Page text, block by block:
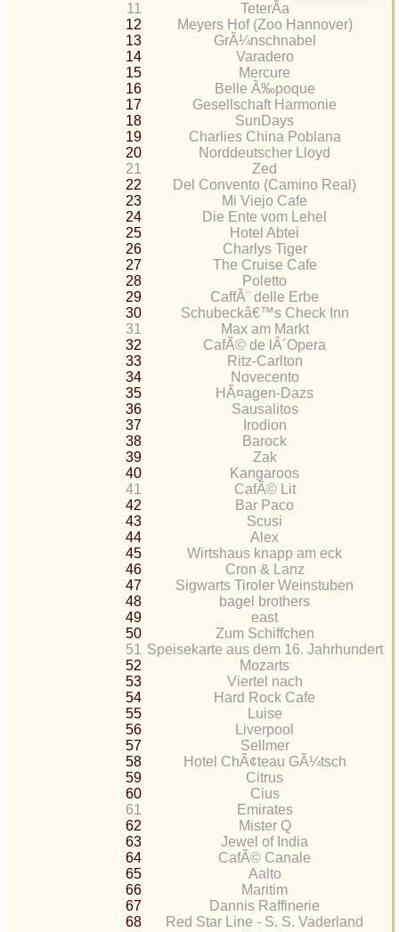
11
12
13
14
15
16
17
18
19
20
21
22
23
24
25
26
27
28
29
30
31
32
33
34
35
36
37
38
39
40
41
42
43
44
45
46
47
48
49
50
51
52
53
54
55
56
57
58
59
60
61
62
63
64
65
66
67
68
TeterÃ­a
Meyers Hof (Zoo Hannover)
GrÃ¼nschnabel
Varadero
Mercure
Belle Ã‰poque
Gesellschaft Harmonie
SunDays
Charlies China Poblana
Norddeutscher Lloyd
Zed
Del Convento (Camino Real)
Mi Viejo Cafe
Die Ente vom Lehel
Hotel Abtei
Charlys Tiger
The Cruise Cafe
Poletto
CaffÃ¨ delle Erbe
Schubeckâ€™s Check Inn
Max am Markt
CafÃ© de lÂ´Opera
Ritz-Carlton
Novecento
HÃ¤agen-Dazs
Sausalitos
Irodion
Barock
Zak
Kangaroos
CafÃ© Lit
Bar Paco
Scusi
Alex
Wirtshaus knapp am eck
Cron & Lanz
Sigwarts Tiroler Weinstuben
bagel brothers
east
Zum Schiffchen
Speisekarte aus dem 16. Jahrhundert
Mozarts
Viertel nach
Hard Rock Cafe
Luise
Liverpool
Sellmer
Hotel ChÃ¢teau GÃ¼tsch
Citrus
Cius
Emirates
Mister Q
Jewel of India
CafÃ© Canale
Aalto
Maritim
Dannis Raffinerie
Red Star Line - S. S. Vaderland